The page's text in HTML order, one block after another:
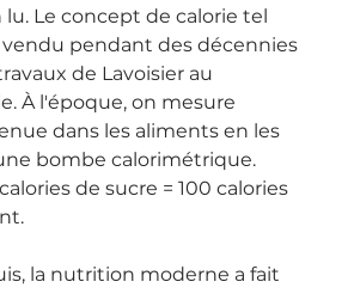
lu. Le concept de calorie tel
pendant des décennies
de Lavoisier au
À l'époque, on mesure
dans les aliments en les
bombe calorimétrique.
de sucre = 100 calories
la nutrition moderne a fait